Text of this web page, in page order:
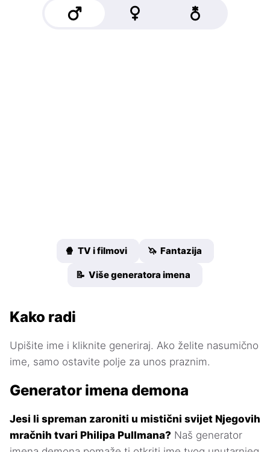
🍿 TV i filmovi 🦄 Fantazija
📝 Više generatora imena
Kako radi
Upišite ime i kliknite generiraj. Ako želite nasumično
ime, samo ostavite polje za unos praznim.
Generator imena demona
Jesi li spreman zaroniti u mistični svijet Njegovih
mračnih tvari Philipa Pullmana? Naš generator